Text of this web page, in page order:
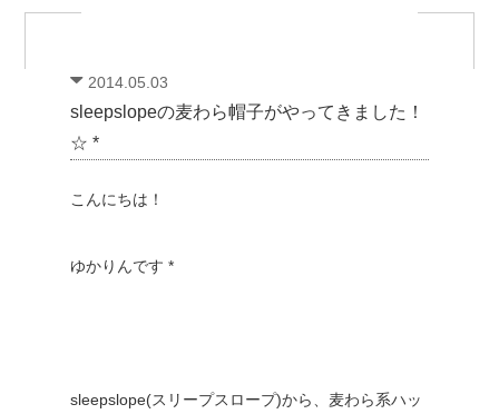
2014.05.03
sleepslopeの麦わら帽子がやってきました！
☆ *
こんにちは！
ゆかりんです *
sleepslope(スリープスロープ)から、麦わら系ハッ